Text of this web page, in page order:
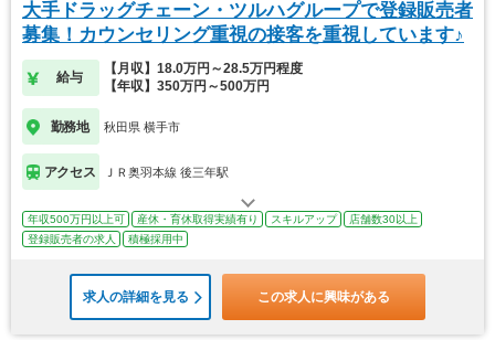
大手ドラッグチェーン・ツルハグループで登録販売者
募集！カウンセリング重視の接客を重視しています♪
給与
【月収】18.0万円～28.5万円程度
【年収】350万円～500万円
勤務地 秋田県 横手市
アクセス ＪＲ奥羽本線 後三年駅
年収500万円以上可 産休・育休取得実績有り スキルアップ
店舗数30以上
登録販売者の求人
積極採用中
求人の詳細を見る この求人に興味がある